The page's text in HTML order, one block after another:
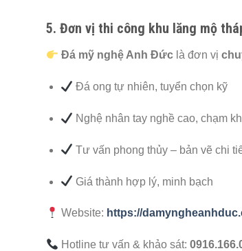
5. Đơn vị thi công khu lăng mộ
Đá mỹ nghệ Anh Đức là đơn vị
Đá ong tự nhiên, tuyển chọn kỹ
Nghệ nhân tay nghề cao, chạm
Tư vấn phong thủy – bản vẽ chi
Giá thành hợp lý, minh bạch
Website: https://
Hotline tư vấn & khảo sát: